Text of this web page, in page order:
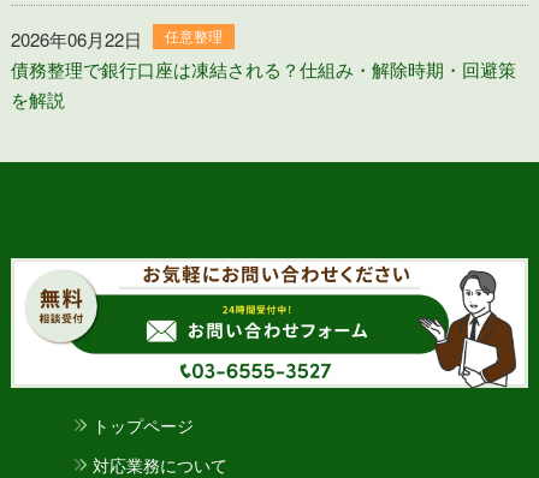
2026年06月22日 任意整理
債務整理で銀行口座は凍結される？仕組み・解除時期・回避策
を解説
トップページ
対応業務について